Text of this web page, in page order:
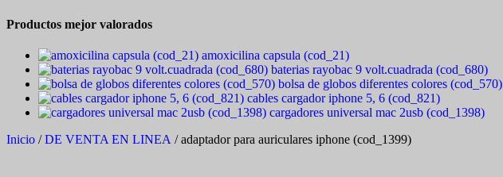
Productos mejor valorados
amoxicilina capsula (cod_21)
baterias rayobac 9 volt.cuadrada (cod_680)
bolsa de globos diferentes colores (cod_570)
cables cargador iphone 5, 6 (cod_821)
cargadores universal mac 2usb (cod_1398)
Inicio /DE VENTA EN LINEA / adaptador para auriculares iphone (cod_1399)